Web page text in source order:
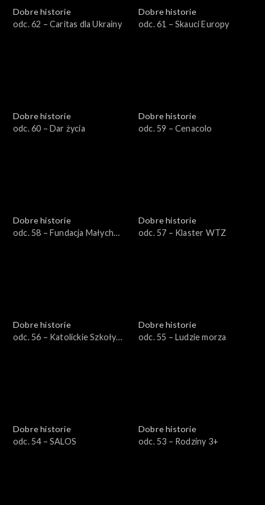
Dobre historie
odc. 62 – Caritas dla Ukrainy
Dobre historie
odc. 61 – Skauci Europy
Dobre historie
odc. 60 – Dar życia
Dobre historie
odc. 59 – Cenacolo
Dobre historie
odc. 58 – Fundacja Małych
Dobre historie
odc. 57 – Klaster WTZ
Dobre historie
odc. 56 – Katolickie Szkoły
Dobre historie
odc. 55 – Ludzie morza
Dobre historie
odc. 54 – SALOS
Dobre historie
odc. 53 – Rodziny 3+